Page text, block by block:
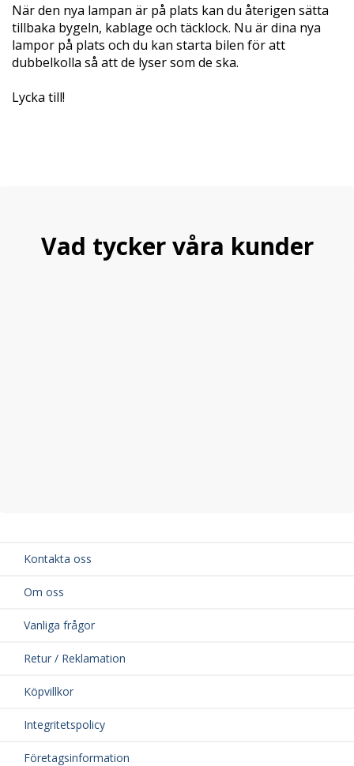
När den nya lampan är på plats kan du återigen sätta
tillbaka bygeln, kablage och täcklock. Nu är dina nya
lampor på plats och du kan starta bilen för att
dubbelkolla så att de lyser som de ska.
Lycka till!
Vad tycker våra kunder
Kontakta oss
Om oss
Vanliga frågor
Retur / Reklamation
Köpvillkor
Integritetspolicy
Företagsinformation